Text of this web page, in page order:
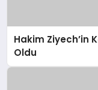
Hakim Ziyech’in
Oldu